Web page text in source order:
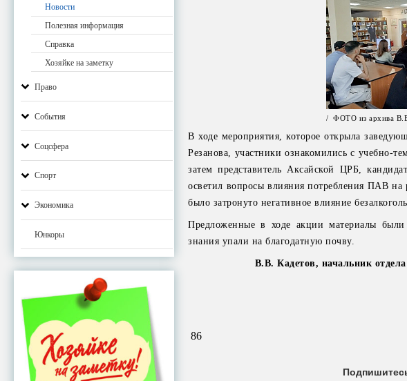
Новости
Полезная информация
Справка
Хозяйке на заметку
Право
События
Соцсфера
Спорт
Экономика
Юнкоры
/ ФОТО из архива
В ходе мероприятия, которое открыла
Резанова, участники ознакомились с учебно-
затем представитель Аксайской ЦРБ,
осветил вопросы влияния потребления ПАВ на
было затронуто негативное влияние
Предложенные в ходе акции материалы
знания упали на благодатную почву.
В.В. Кадетов, начальник
86